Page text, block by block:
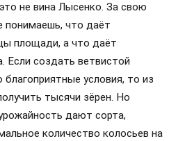
не вина Лысенко. За свою
понимаешь, что даёт
площади, а что даёт
Если создать ветвистой
условия, то из
тысячи зёрен. Но
дают сорта,
количество колосьев на